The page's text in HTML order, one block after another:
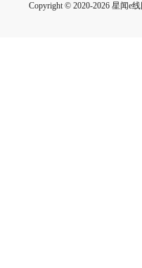
Copyright © 2020-2026 星闻e